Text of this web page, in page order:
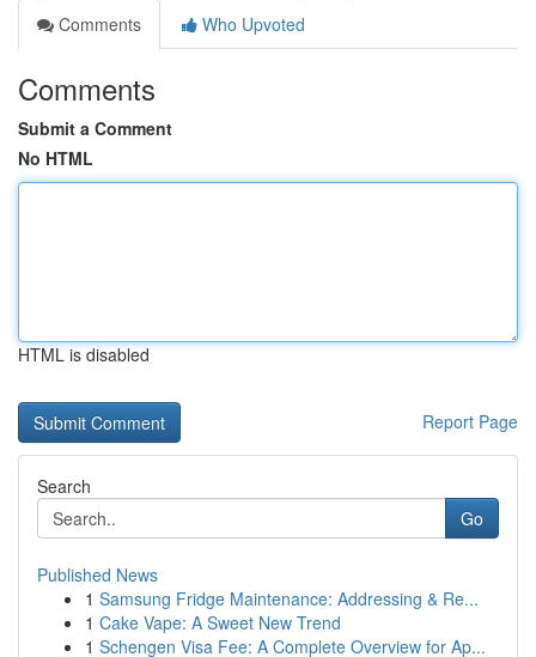
Comments
Who Upvoted
Comments
Submit a Comment
No HTML
HTML is disabled
Report Page
Search
Go
Published News
1 Samsung Fridge Maintenance: Addressing & Re...
1 Cake Vape: A Sweet New Trend
1 Schengen Visa Fee: A Complete Overview for Ap...